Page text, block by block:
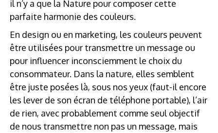
il n’y a que la Nature pour composer cette
parfaite harmonie des couleurs.
En design ou en marketing, les couleurs peuvent
être utilisées pour transmettre un message ou
pour influencer inconsciemment le choix du
consommateur. Dans la nature, elles semblent
être juste posées là, sous nos yeux (faut-il encore
les lever de son écran de téléphone portable), l’air
de rien, avec probablement comme seul objectif
de nous transmettre non pas un message, mais